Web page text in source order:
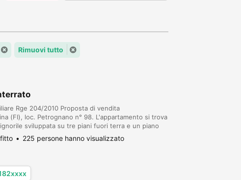
Rimuovi tutto
Rge 204/2010 Proposta di vendita
(FI), loc. Petrognano n° 98. L'appartamento si trova
sviluppata su tre piani fuori terra e un piano
tre abitazioni civili e un'autorimessa, con in un co...
225 persone hanno visualizzato